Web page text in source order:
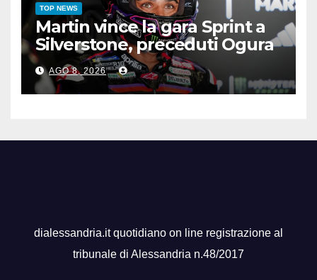
TOP NEWS
Martin vince la gara Sprint a
Silverstone, preceduti Ogura
e Bezzecchi
AGO 8, 2026
dialessandria.it quotidiano on line registrazione al
tribunale di Alessandria n.48/2017